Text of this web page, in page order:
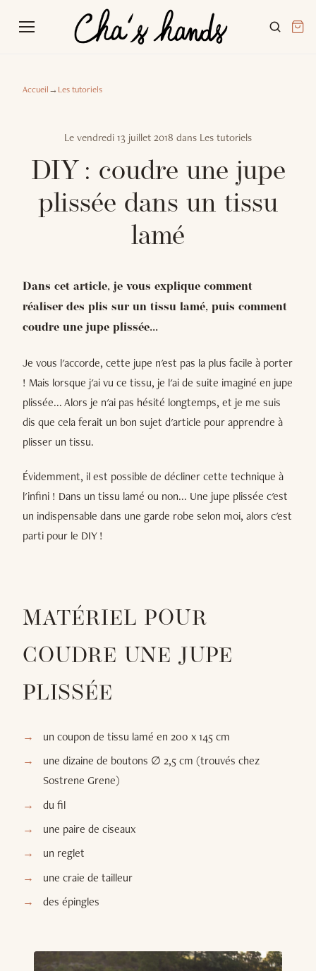
Accueil→Les tutoriels
Le vendredi 13 juillet 2018 dans Les tutoriels
DIY : coudre une jupe
plissée dans un tissu
lamé
Dans cet article, je vous explique comment
réaliser des plis sur un tissu lamé, puis comment
coudre une jupe plissée...
Je vous l'accorde, cette jupe n'est pas la plus facile à porter
! Mais lorsque j'ai vu ce tissu, je l'ai de suite imaginé en jupe
plissée... Alors je n'ai pas hésité longtemps, et je me suis
dis que cela ferait un bon sujet d'article pour apprendre à
plisser un tissu.
Évidemment, il est possible de décliner cette technique à
l'infini ! Dans un tissu lamé ou non... Une jupe plissée c'est
un indispensable dans une garde robe selon moi, alors c'est
parti pour le DIY !
MATÉRIEL POUR
COUDRE UNE JUPE
PLISSÉE
un coupon de tissu lamé en 200 x 145 cm
une dizaine de boutons ∅ 2,5 cm (trouvés chez
Sostrene Grene)
du fil
une paire de ciseaux
un reglet
une craie de tailleur
des épingles